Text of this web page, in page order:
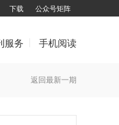
下载 公众号矩阵
服务 手机阅读
返回最新一期